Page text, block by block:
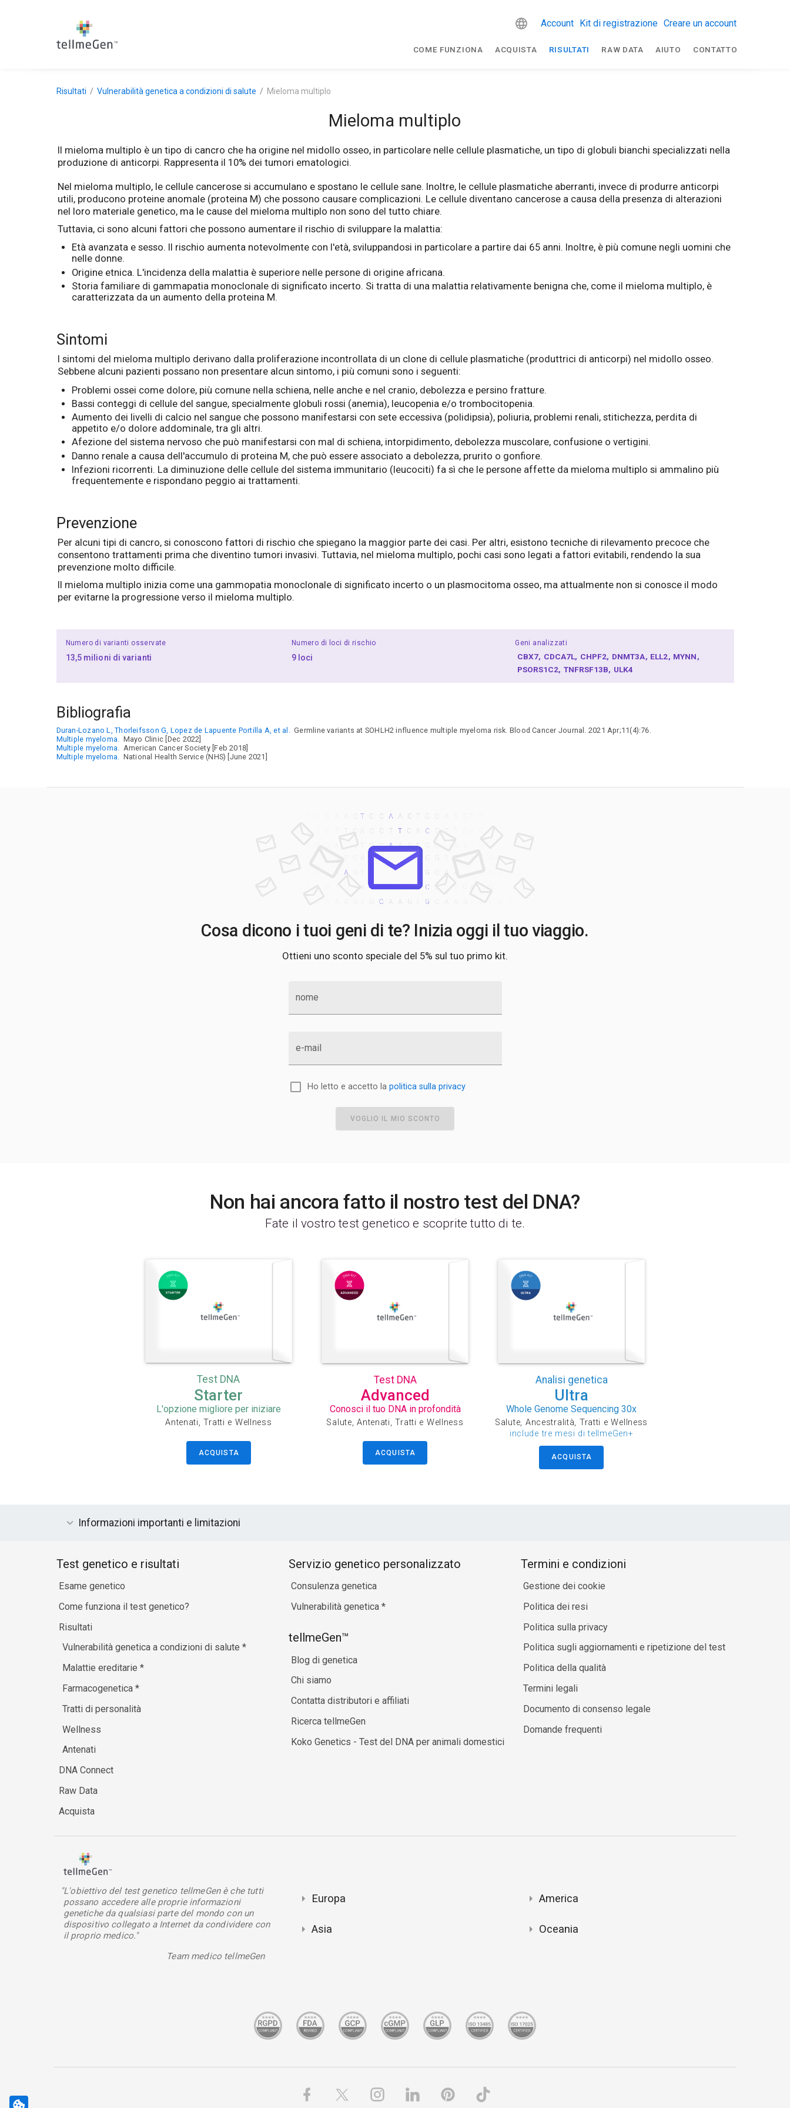
Account Kit di registrazione Creare un account
COME FUNZIONA ACQUISTA RISULTATI RAW DATA AIUTO CONTATTO
Risultati Vulnerabilità genetica a condizioni di salute Mieloma multiplo
Mieloma multiplo
Il mieloma multiplo è un tipo di cancro che ha origine nel midollo osseo, in particolare nelle cellule plasmatiche, un tipo di globuli bianchi specializzati nella
produzione di anticorpi. Rappresenta il 10% dei tumori ematologici.
Nel mieloma multiplo, le cellule cancerose si accumulano e spostano le cellule sane. Inoltre, le cellule plasmatiche aberranti, invece di produrre anticorpi
utili, producono proteine anomale (proteina M) che possono causare complicazioni. Le cellule diventano cancerose a causa della presenza di alterazioni
nel loro materiale genetico, ma le cause del mieloma multiplo non sono del tutto chiare.
Tuttavia, ci sono alcuni fattori che possono aumentare il rischio di sviluppare la malattia:
Età avanzata e sesso. Il rischio aumenta notevolmente con l'età, sviluppandosi in particolare a partire dai 65 anni. Inoltre, è più comune negli uomini che
nelle donne.
Origine etnica. L'incidenza della malattia è superiore nelle persone di origine africana.
Storia familiare di gammapatia monoclonale di significato incerto. Si tratta di una malattia relativamente benigna che, come il mieloma multiplo, è
caratterizzata da un aumento della proteina M.
Sintomi
I sintomi del mieloma multiplo derivano dalla proliferazione incontrollata di un clone di cellule plasmatiche (produttrici di anticorpi) nel midollo osseo.
Sebbene alcuni pazienti possano non presentare alcun sintomo, i più comuni sono i seguenti:
Problemi ossei come dolore, più comune nella schiena, nelle anche e nel cranio, debolezza e persino fratture.
Bassi conteggi di cellule del sangue, specialmente globuli rossi (anemia), leucopenia e/o trombocitopenia.
Aumento dei livelli di calcio nel sangue che possono manifestarsi con sete eccessiva (polidipsia), poliuria, problemi renali, stitichezza, perdita di
appetito e/o dolore addominale, tra gli altri.
Afezione del sistema nervoso che può manifestarsi con mal di schiena, intorpidimento, debolezza muscolare, confusione o vertigini.
Danno renale a causa dell'accumulo di proteina M, che può essere associato a debolezza, prurito o gonfiore.
Infezioni ricorrenti. La diminuzione delle cellule del sistema immunitario (leucociti) fa sì che le persone affette da mieloma multiplo si ammalino più
frequentemente e rispondano peggio ai trattamenti.
Prevenzione
Per alcuni tipi di cancro, si conoscono fattori di rischio che spiegano la maggior parte dei casi. Per altri, esistono tecniche di rilevamento precoce che
consentono trattamenti prima che diventino tumori invasivi. Tuttavia, nel mieloma multiplo, pochi casi sono legati a fattori evitabili, rendendo la sua
prevenzione molto difficile.
Il mieloma multiplo inizia come una gammopatia monoclonale di significato incerto o un plasmocitoma osseo, ma attualmente non si conosce il modo
per evitarne la progressione verso il mieloma multiplo.
Numero di varianti osservate
13,5 milioni di varianti
Numero di loci di rischio
9 loci
Geni analizzati
CBX7 CDCA7L CHPF2 DNMT3A ELL2 MYNN
PSORS1C2 TNFRSF13B ULK4
Bibliografia
Duran-Lozano L, Thorleifsson G, Lopez de Lapuente Portilla A, et al.
Germline variants at SOHLH2 influence multiple myeloma risk. Blood Cancer Journal. 2021 Apr;11(4):76.
Multiple myeloma.
Mayo Clinic [Dec 2022]
Multiple myeloma.
American Cancer Society [Feb 2018]
Multiple myeloma.
National Health Service (NHS) [June 2021]
Cosa dicono i tuoi geni di te? Inizia oggi il tuo viaggio.
Ottieni uno sconto speciale del 5% sul tuo primo kit.
nome
e-mail
Ho letto e accetto la politica sulla privacy
VOGLIO IL MIO SCONTO
Non hai ancora fatto il nostro test del DNA?
Fate il vostro test genetico e scoprite tutto di te.
Test DNA
Starter
L'opzione migliore per iniziare
Antenati, Tratti e Wellness
ACQUISTA
Test DNA
Advanced
Conosci il tuo DNA in profondità
Salute, Antenati, Tratti e Wellness
ACQUISTA
Analisi genetica
Ultra
Whole Genome Sequencing 30x
Salute, Ancestralità, Tratti e Wellness
include tre mesi di tellmeGen+
ACQUISTA
Informazioni importanti e limitazioni
Test genetico e risultati
Esame genetico
Come funziona il test genetico?
Risultati
Vulnerabilità genetica a condizioni di salute *
Malattie ereditarie *
Farmacogenetica *
Tratti di personalità
Wellness
Antenati
DNA Connect
Raw Data
Acquista
Servizio genetico personalizzato
Consulenza genetica
Vulnerabilità genetica *
tellmeGen™
Blog di genetica
Chi siamo
Contatta distributori e affiliati
Ricerca tellmeGen
Koko Genetics - Test del DNA per animali domestici
Termini e condizioni
Gestione dei cookie
Politica dei resi
Politica sulla privacy
Politica sugli aggiornamenti e ripetizione del test
Politica della qualità
Termini legali
Documento di consenso legale
Domande frequenti
"L'obiettivo del test genetico tellmeGen è che tutti
possano accedere alle proprie informazioni
genetiche da qualsiasi parte del mondo con un
dispositivo collegato a Internet da condividere con
il proprio medico."
Team medico tellmeGen
Europa
Asia
America
Oceania